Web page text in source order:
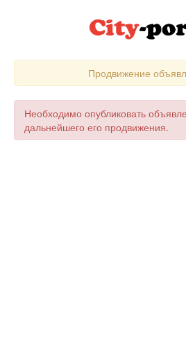
Продвижение
Необходимо опубликовать
дальнейшего его продвижения.